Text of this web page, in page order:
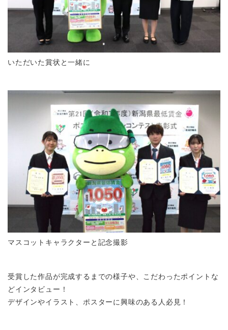
いただいた賞状と一緒に
マスコットキャラクターと記念撮影
受賞した作品が完成するまでの様子や、こだわったポイントな
どインタビュー！
デザインやイラスト、ポスターに興味のある人必見！